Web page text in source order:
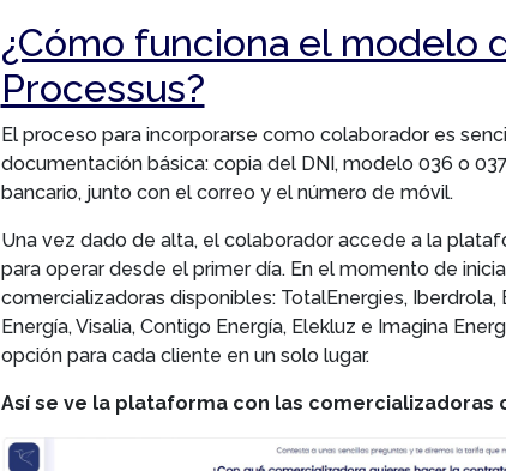
¿Cómo funciona el modelo
Processus?
El proceso para incorporarse como colaborador es
documentación básica: copia del DNI, modelo 036 o
bancario, junto con el correo y el número de móvil.
Una vez dado de alta, el colaborador accede a la
para operar desde el primer día. En el momento de
comercializadoras disponibles: TotalEnergies, Iberdrola,
Energía, Visalia, Contigo Energía, Elekluz e Imagina
opción para cada cliente en un solo lugar.
Así se ve la plataforma con las comercializadoras